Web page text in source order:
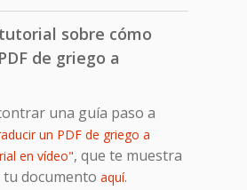
sobre cómo
de griego a
una guía paso a
un PDF de griego a
en vídeo", que te muestra
documento aquí.